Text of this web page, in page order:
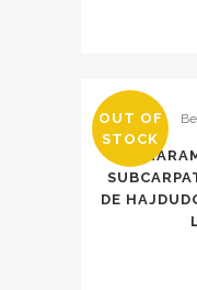
OUT OF
STOCK
DE